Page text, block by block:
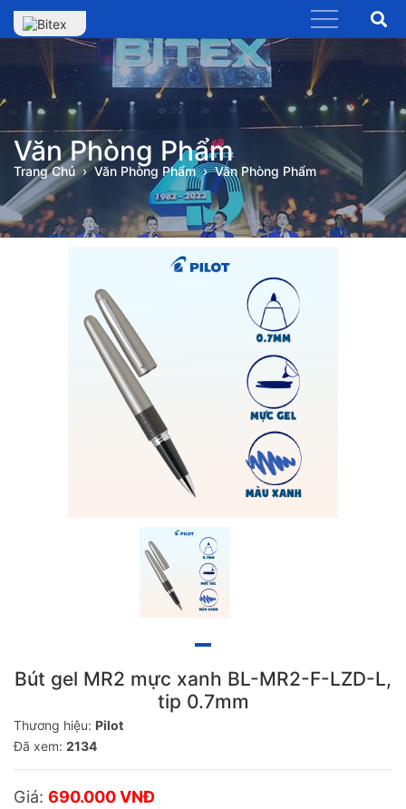
Văn Phòng Phẩm
Trang Chủ Văn Phòng Phẩm Văn Phòng Phẩm
Bút gel MR2 mực xanh BL-MR2-F-LZD-L,
tip 0.7mm
Thương hiệu: Pilot
Đã xem: 2134
Giá: 690.000 VNĐ